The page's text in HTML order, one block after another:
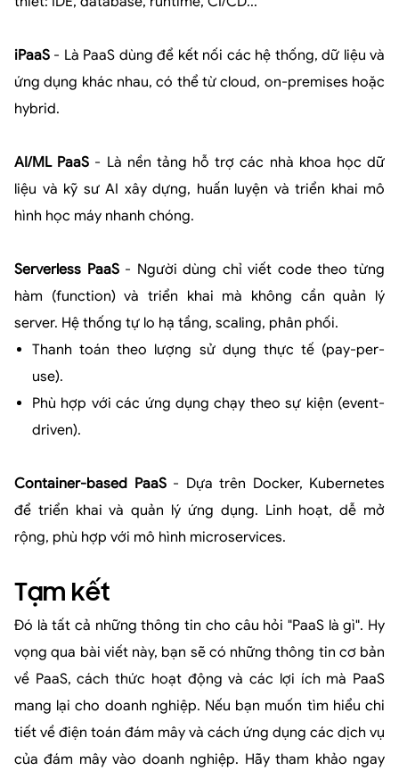
iPaaS - Là PaaS dùng để kết nối các hệ thống, dữ liệu và
ứng dụng khác nhau, có thể từ cloud, on-premises hoặc
hybrid.
AI/ML PaaS - Là nền tảng hỗ trợ các nhà khoa học dữ
liệu và kỹ sư AI xây dựng, huấn luyện và triển khai mô
hình học máy nhanh chóng.
Serverless PaaS- Người dùng chỉ viết code theo từng
hàm (function) và triển khai mà không cần quản lý
server. Hệ thống tự lo hạ tầng, scaling, phân phối.
Thanh toán theo lượng sử dụng thực tế (pay-per-
use).
Phù hợp với các ứng dụng chạy theo sự kiện (event-
driven).
Container-based PaaS- Dựa trên Docker, Kubernetes
để triển khai và quản lý ứng dụng. Linh hoạt, dễ mở
rộng, phù hợp với mô hình microservices.
Tạm kết
Đó là tất cả những thông tin cho câu hỏi "PaaS là gì". Hy
vọng qua bài viết này, bạn sẽ có những thông tin cơ bản
về PaaS, cách thức hoạt động và các lợi ích mà PaaS
mang lại cho doanh nghiệp. Nếu bạn muốn tìm hiểu chi
tiết về điện toán đám mây và cách ứng dụng các dịch vụ
của đám mây vào doanh nghiệp. Hãy tham khảo ngay